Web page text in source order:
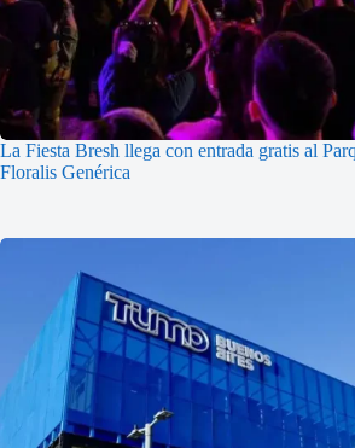
La Fiesta Bresh llega con entrada gratis al
Floralis Genérica